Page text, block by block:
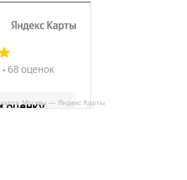
Москвы — Яндекс Карты